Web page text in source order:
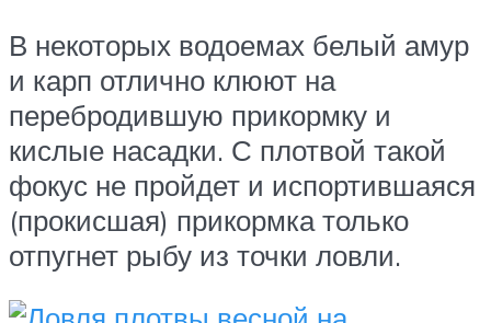
В некоторых водоемах белый амур
и карп отлично клюют на
перебродившую прикормку и
кислые насадки. С плотвой такой
фокус не пройдет и испортившаяся
(прокисшая) прикормка только
отпугнет рыбу из точки ловли.